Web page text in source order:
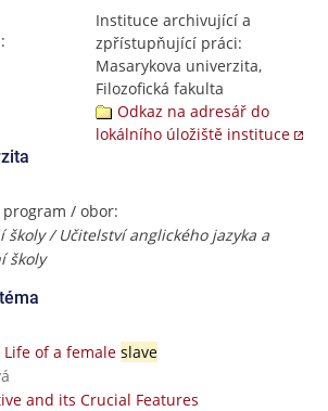
Instituce archivující a
zpřístupňující práci:
Masarykova univerzita,
Filozofická fakulta
Odkaz na adresář do
lokálního úložiště instituce
/ obor:
/ Učitelství anglického jazyka a
školy
of a female slave
and its Crucial Features